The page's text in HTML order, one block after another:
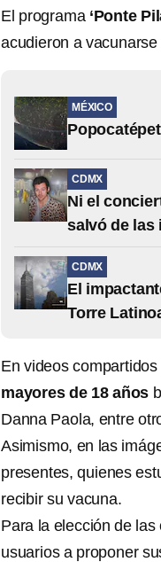
El programa‘Ponte
acudieron a
MÉXICO
CDMX
Ni el
salvó de las
CDMX
El
Torre
En videos
mayores de 18 años
Danna Paola, entre
Asimismo, en las
presentes, quienes
recibir su vacuna.
Para la elección de las
usuarios a proponer